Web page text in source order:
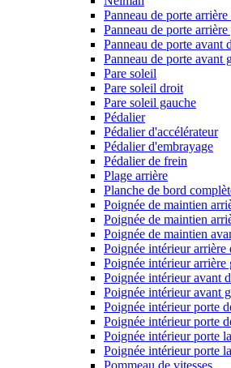
Panneau de porte
Panneau de porte arrière
Panneau de porte avant
Panneau de porte avant
Pare soleil
Pare soleil droit
Pare soleil gauche
Pédalier
Pédalier d'accélérateur
Pédalier d'embrayage
Pédalier de frein
Plage arrière
Planche de bord
Poignée de maintien
Poignée de maintien
Poignée de maintien
Poignée intérieur arrière
Poignée intérieur arrière
Poignée intérieur avant
Poignée intérieur avant
Poignée intérieur porte
Poignée intérieur porte
Poignée intérieur porte
Poignée intérieur porte
Pommeau de vitesses